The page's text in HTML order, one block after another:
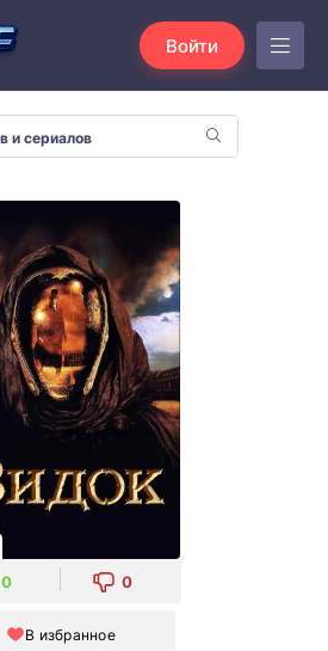
Войти
0 0
В избранное